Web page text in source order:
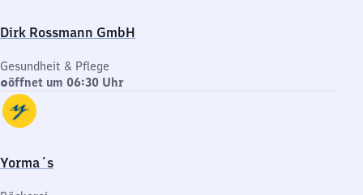
Dirk Rossmann GmbH
Gesundheit & Pflege
öffnet um 06:30 Uhr
Yorma´s